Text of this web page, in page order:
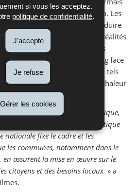
si vous les acceptez.
politique de confidentialité
J'accepte
Je refuse
Gérer les cookies
luxembourgeois fixe le cap. Les
à elles, un rôle clé pour traduire
concrètes, adaptées aux réalités
spécifiques des territoires. Ces
la résilience du Luxembourg face
du changement climatique, tels
inondations, les vagues de chaleur
visibles du changement climatique,
un pilier central de notre politique
nationale fixe le cadre et les
les communes, notamment dans le
en assurent la mise en œuvre sur le
citoyens et des besoins locaux. » a